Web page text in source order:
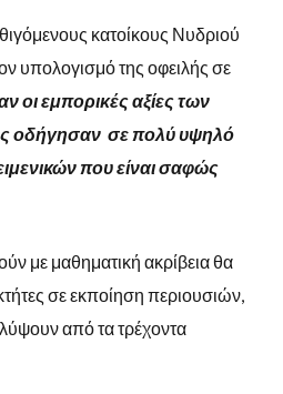
κατοίκους Νυδριού
υπολογισμό της οφειλής σε
οι εμπορικές αξίες των
οδήγησαν σε πολύ υψηλό
που είναι σαφώς
με μαθηματική ακρίβεια θα
σε εκποίηση περιουσιών,
από τα τρέχοντα